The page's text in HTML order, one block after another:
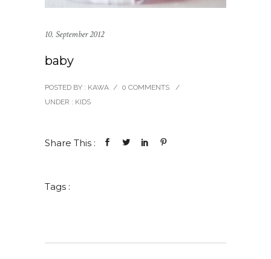
10. September 2012
baby
POSTED BY : KAWA / 0 COMMENTS
/
UNDER : KIDS
Share This :
Tags :